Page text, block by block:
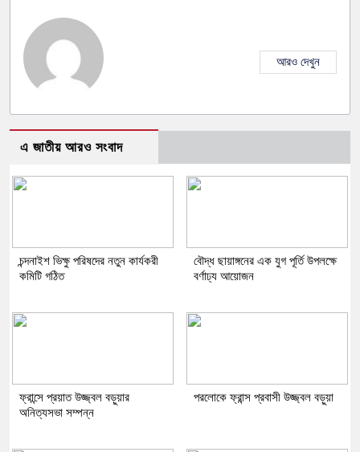
আরও দেখুন
এ জাতীয় আরও সংবাদ
চন্দনাইশ ভিক্ষু পরিষদের নতুন কার্যকরী
কমিটি গঠিত
বৌদ্ধ ছায়াঙ্গনের এক যুগ পূর্তি উপলক্ষে
বর্ণাঢ্য আয়োজন
ফ্রান্সে প্রয়াত উজ্জ্বল বড়ুয়ার
অনিত্যসভা সম্পন্ন
পরলোকে ফ্রান্স প্রবাসী উজ্জ্বল বড়ুয়া